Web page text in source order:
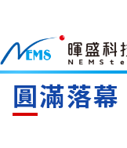
暉盛科
圓滿落幕